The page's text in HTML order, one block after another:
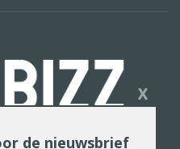
X
de nieuwsbrief